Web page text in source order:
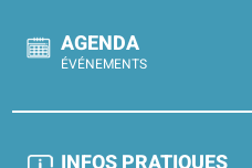
AGENDA
ÉVÉNEMENTS